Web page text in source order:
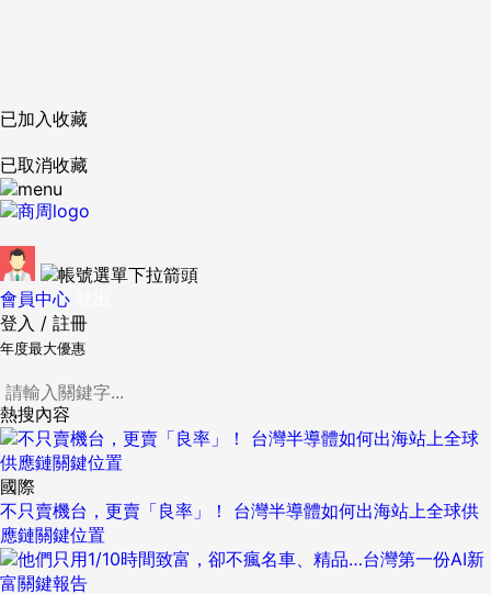
已加入收藏
已取消收藏
會員中心
登入 / 註冊
年度最大優惠
熱搜內容
國際
不只賣機台，更賣「良率」！ 台灣半導體如何出海站上全球供
應鏈關鍵位置